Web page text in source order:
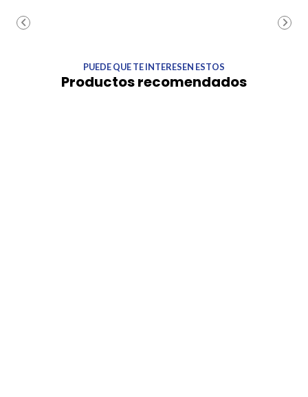
PUEDE QUE TE INTERESEN ESTOS
Productos recomendados